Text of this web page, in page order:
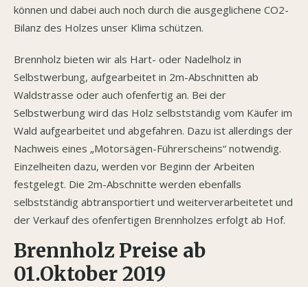
können und dabei auch noch durch die ausgeglichene CO2-
Bilanz des Holzes unser Klima schützen.
Brennholz bieten wir als Hart- oder Nadelholz in
Selbstwerbung, aufgearbeitet in 2m-Abschnitten ab
Waldstrasse oder auch ofenfertig an. Bei der
Selbstwerbung wird das Holz selbstständig vom Käufer im
Wald aufgearbeitet und abgefahren. Dazu ist allerdings der
Nachweis eines „Motorsägen-Führerscheins“ notwendig.
Einzelheiten dazu, werden vor Beginn der Arbeiten
festgelegt. Die 2m-Abschnitte werden ebenfalls
selbstständig abtransportiert und weiterverarbeitetet und
der Verkauf des ofenfertigen Brennholzes erfolgt ab Hof.
Brennholz Preise ab
01.Oktober 2019